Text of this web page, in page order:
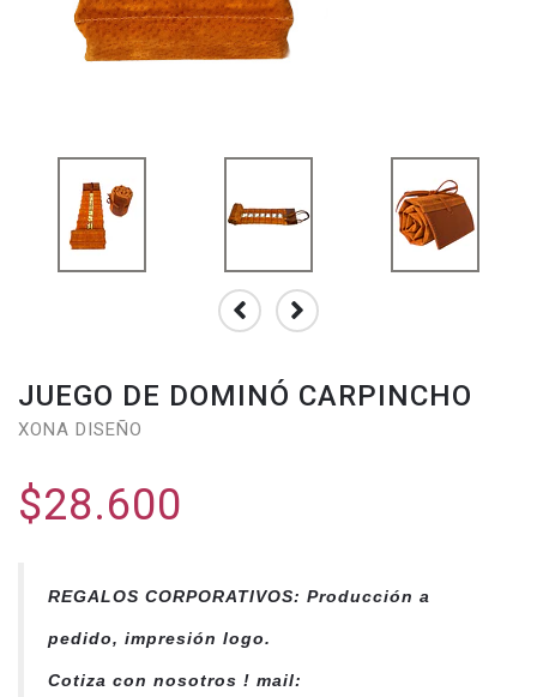
JUEGO DE DOMINÓ CARPINCHO
XONA DISEÑO
$28.600
REGALOS CORPORATIVOS: Producción a
pedido, impresión logo.
Cotiza con nosotros ! mail: